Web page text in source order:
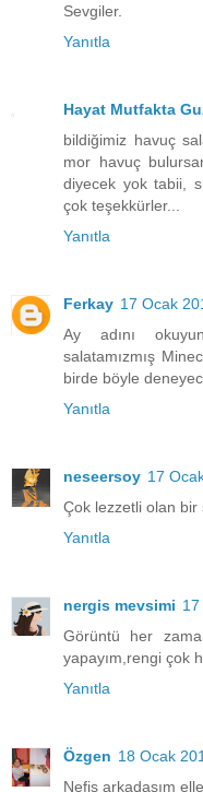
Sevgiler.
Yanıtla
Hayat Mutfakta
bildiğimiz havuç
mor havuç
diyecek yok tabii,
çok teşekkürler...
Yanıtla
Ferkay 17 Ocak
Ay adını
salatamızmış
birde böyle
Yanıtla
neseersoy 17
Çok lezzetli olan bir
Yanıtla
nergis mevsimi
Görüntü her
yapayım,rengi çok
Yanıtla
Özgen 18 Ocak
Nefis arkadaşım